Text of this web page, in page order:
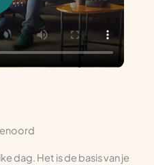
dag. Het is de basis van je